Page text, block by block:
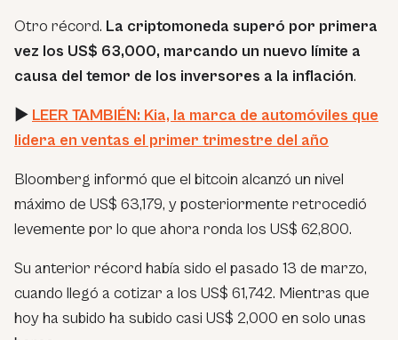
Otro récord. La criptomoneda superó por primera
vez los US$ 63,000, marcando un nuevo límite a
causa del temor de los inversores a la inflación.
► LEER TAMBIÉN: Kia, la marca de automóviles que
lidera en ventas el primer trimestre del año
Bloomberg informó que el bitcoin alcanzó un nivel
máximo de US$ 63,179, y posteriormente retrocedió
levemente por lo que ahora ronda los US$ 62,800.
Su anterior récord había sido el pasado 13 de marzo,
cuando llegó a cotizar a los US$ 61,742. Mientras que
hoy ha subido ha subido casi US$ 2,000 en solo unas